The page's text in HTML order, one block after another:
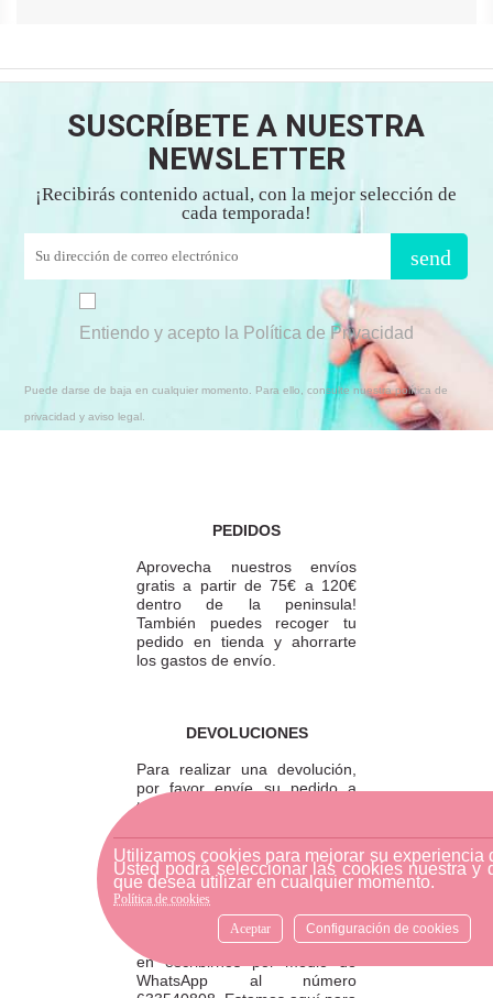
Utilizamos cookies para mejorar su experiencia
Usted podrá seleccionar las cookies nuestra y
que desea utilizar en cualquier momento.
Política de cookies
Aceptar
Configuración de cookies
SUSCRÍBETE A NUESTRA
NEWSLETTER
¡Recibirás contenido actual, con la mejor selección de
cada temporada!
send
Entiendo y acepto la Política de Privacidad
Puede darse de baja en cualquier momento. Para ello, consulte nuestra política de
privacidad y aviso legal.
PEDIDOS
Aprovecha nuestros envíos
gratis a partir de 75€ a 120€
dentro de la peninsula!
También puedes recoger tu
pedido en tienda y ahorrarte
los gastos de envío.
DEVOLUCIONES
Para realizar una devolución,
por favor envíe su pedido a
través de una empresa de
tienda física más cercana.
ATENCIÓN AL CLIENTE
Si necesitas ayuda, no dudes
en escribirnos por medio de
WhatsApp al número